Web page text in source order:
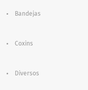
Bandejas
Coxins
Diversos